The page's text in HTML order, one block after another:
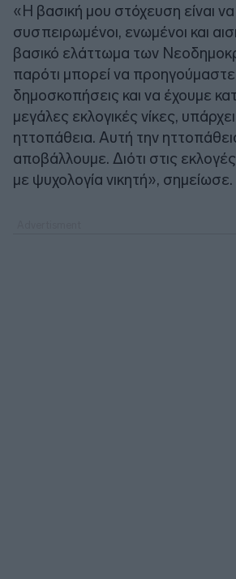
«Η βασική μου στόχευση είναι
συσπειρωμένοι, ενωμένοι και
βασικό ελάττωμα των
παρότι μπορεί να προηγούμαστε
δημοσκοπήσεις και να έχουμε
μεγάλες εκλογικές νίκες,
ηττοπάθεια. Αυτή την
αποβάλλουμε. Διότι στις
με ψυχολογία νικητή», σημείωσε.